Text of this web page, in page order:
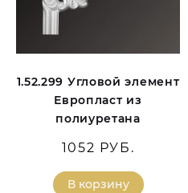
1.52.299 Угловой элемент
Европласт из
полиуретана
1052 РУБ.
В корзину